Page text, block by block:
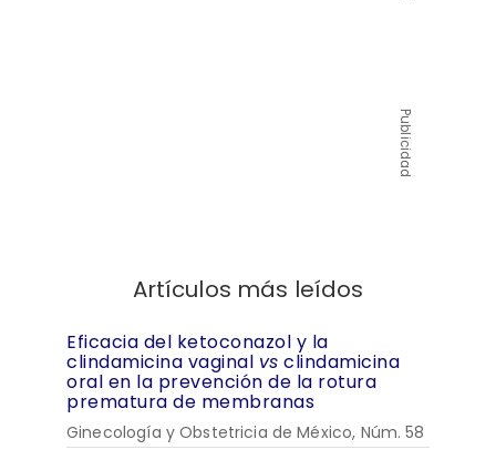
Publicidad
Artículos más leídos
Eficacia del ketoconazol y la
clindamicina vaginal vs clindamicina
oral en la prevención de la rotura
prematura de membranas
Ginecología y Obstetricia de México, Núm. 58